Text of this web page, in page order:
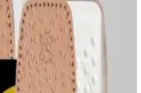
Deri Ayakkabı Tabanlığı
deri tabanlıkların malzeme, konfor ve
günlük kullanım ve ayak
belirleyin.
Klipsli ve Manyetik
Özellikleri ve Kullanıcı